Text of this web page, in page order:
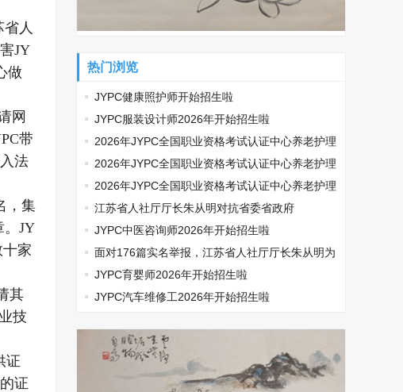
人
JY
做
网
带
法
，集
。JY
家
其
技
证
证
热门浏览
JYPC健康照护师开始招生啦
JYPC服装设计师2026年开始招生啦
2026年JYPC全国职业资格考试认证中心养老护理
师开始报名啦
2026年JYPC全国职业资格考试认证中心养老护理
师开始报名啦
2026年JYPC全国职业资格考试认证中心养老护理
师开始报名啦
江苏省人社厅厅长朱从明对抗省委省政府
JYPC中医咨询师2026年开始招生啦
面对176篇实名举报，江苏省人社厅厅长朱从明为
何选择沉默
JYPC育婴师2026年开始招生啦
JYPC汽车维修工2026年开始招生啦